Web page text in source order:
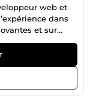
web et
dans
et sur
PME ou une
donner vie à
🎯 Ce
sites web
institutionnels